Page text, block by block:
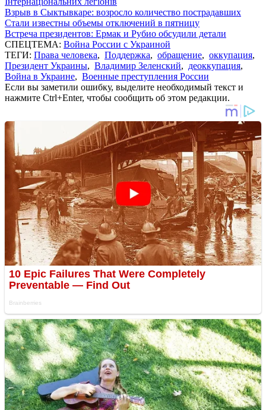
Взрыв в Сыктывкаре: возросло количество пострадавших
Стали известны объемы отключений в пятницу
Встреча президентов: Ермак и Рубио обсудили детали
СПЕЦТЕМА: Война России с Украиной
ТЕГИ: Права человека, Поддержка, обращение, оккупация,
Президент Украины, Владимир Зеленский, деоккупация,
Война в Украине, Военные преступления России
Если вы заметили ошибку, выделите необходимый текст и
нажмите Ctrl+Enter, чтобы сообщить об этом редакции.